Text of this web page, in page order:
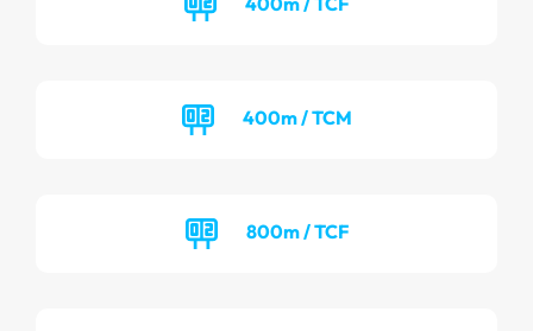
400m / TCM
800m / TCF